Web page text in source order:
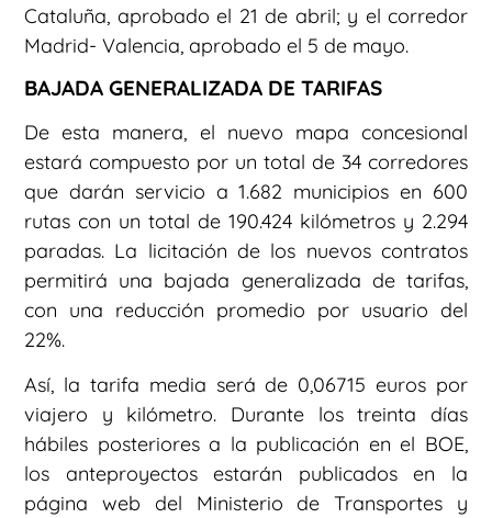
Cataluña, aprobado el 21 de abril; y el corredor
Madrid- Valencia, aprobado el 5 de mayo.
BAJADA GENERALIZADA DE TARIFAS
De esta manera, el nuevo mapa concesional
estará compuesto por un total de 34 corredores
que darán servicio a 1.682 municipios en 600
rutas con un total de 190.424 kilómetros y 2.294
paradas. La licitación de los nuevos contratos
permitirá una bajada generalizada de tarifas,
con una reducción promedio por usuario del
22%.
Así, la tarifa media será de 0,06715 euros por
viajero y kilómetro. Durante los treinta días
hábiles posteriores a la publicación en el BOE,
los anteproyectos estarán publicados en la
página web del Ministerio de Transportes y